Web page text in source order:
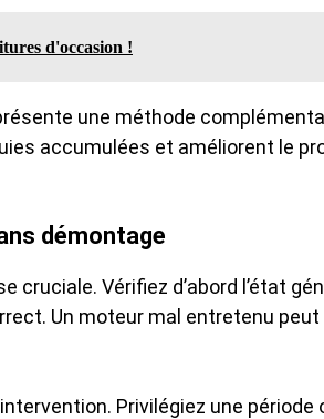
d'occasion !
une méthode
accumulées et améliorent le
démontage
cruciale. Vérifiez d’abord l’état
Un moteur mal entretenu
Privilégiez une